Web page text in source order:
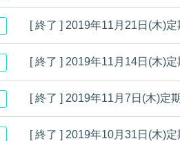
[ 終了 ] 2019年11月21日(木)
[ 終了 ] 2019年11月14日(木)
[ 終了 ] 2019年11月7日(木)定
[ 終了 ] 2019年10月31日(木)